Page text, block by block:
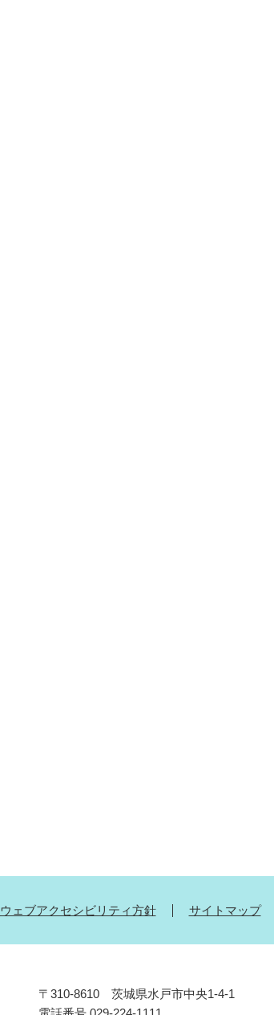
ウェブアクセシビリティ方針 サイトマップ
〒310-8610 茨城県水戸市中央1-4-1